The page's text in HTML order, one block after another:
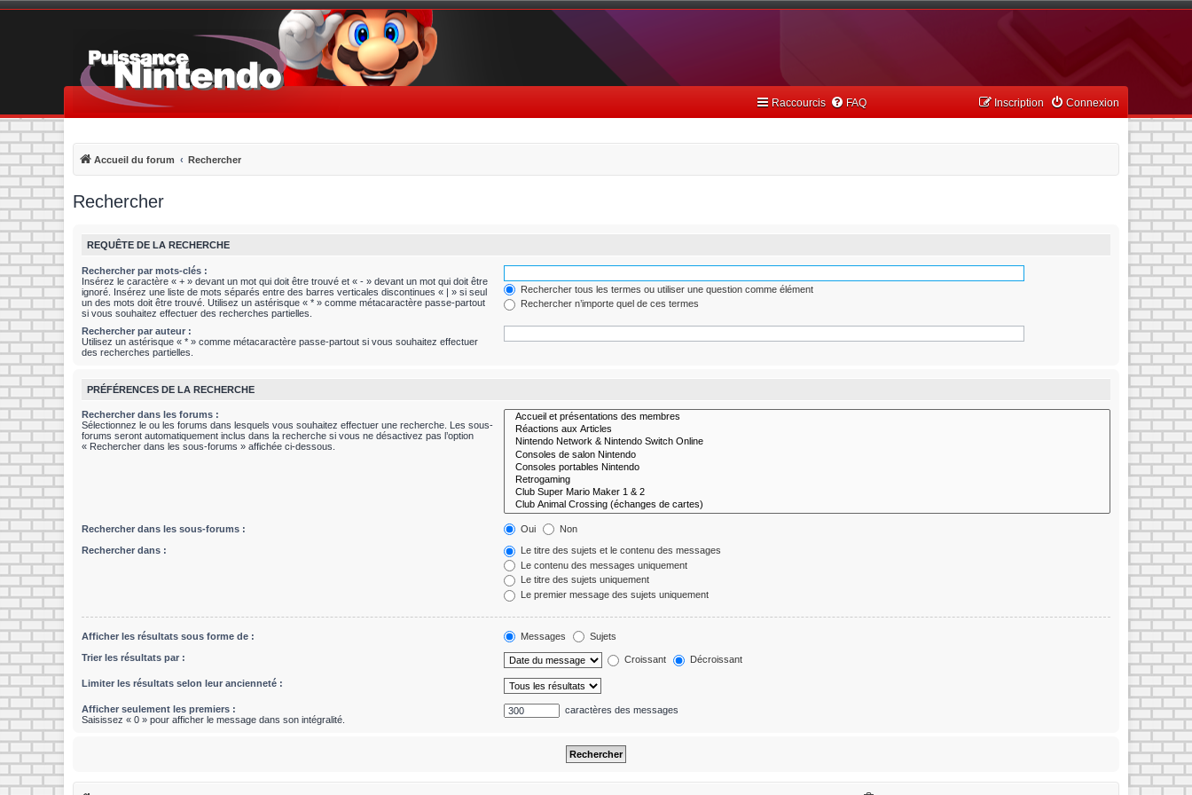
Raccourcis FAQ Connexion
Inscription
Accueil du forum Rechercher
Rechercher
REQUÊTE DE LA RECHERCHE
Rechercher par mots-clés :
Insérez le caractère « + » devant un mot qui doit être trouvé et « - » devant un mot qui doit être
ignoré. Insérez une liste de mots séparés entre des barres verticales discontinues « | » si seul
un des mots doit être trouvé. Utilisez un astérisque « * » comme métacaractère passe-partout
si vous souhaitez effectuer des recherches partielles.
Rechercher tous les termes ou utiliser une question comme élément
Rechercher n’importe quel de ces termes
Rechercher par auteur :
Utilisez un astérisque « * » comme métacaractère passe-partout si vous souhaitez effectuer
des recherches partielles.
PRÉFÉRENCES DE LA RECHERCHE
Rechercher dans les forums :
Sélectionnez le ou les forums dans lesquels vous souhaitez effectuer une recherche. Les sous-
forums seront automatiquement inclus dans la recherche si vous ne désactivez pas l’option
« Rechercher dans les sous-forums » affichée ci-dessous.
Rechercher dans les sous-forums : Oui Non
Rechercher dans :
Le titre des sujets et le contenu des messages
Le contenu des messages uniquement
Le titre des sujets uniquement
Le premier message des sujets uniquement
Afficher les résultats sous forme de : Messages Sujets
Trier les résultats par : Croissant Décroissant
Limiter les résultats selon leur ancienneté :
Afficher seulement les premiers :
Saisissez « 0 » pour afficher le message dans son intégralité.
caractères des messages